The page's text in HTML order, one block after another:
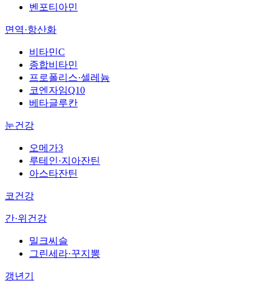
벤포티아민
면역·항산화
비타민C
종합비타민
프로폴리스·셀레늄
코엔자임Q10
베타글루칸
눈건강
오메가3
루테인·지아잔틴
아스타잔틴
코건강
간·위건강
밀크씨슬
그린세라·꾸지뽕
갱년기